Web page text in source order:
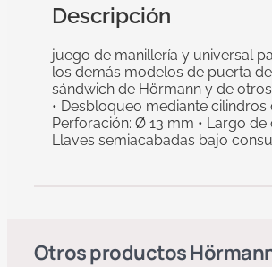
Descripción
juego de manillería y universal
los demás modelos de puerta
sándwich de Hörmann y de
• Desbloqueo mediante cilindros
Perforación: Ø 13 mm • Largo de
Llaves semiacabadas bajo
Otros productos